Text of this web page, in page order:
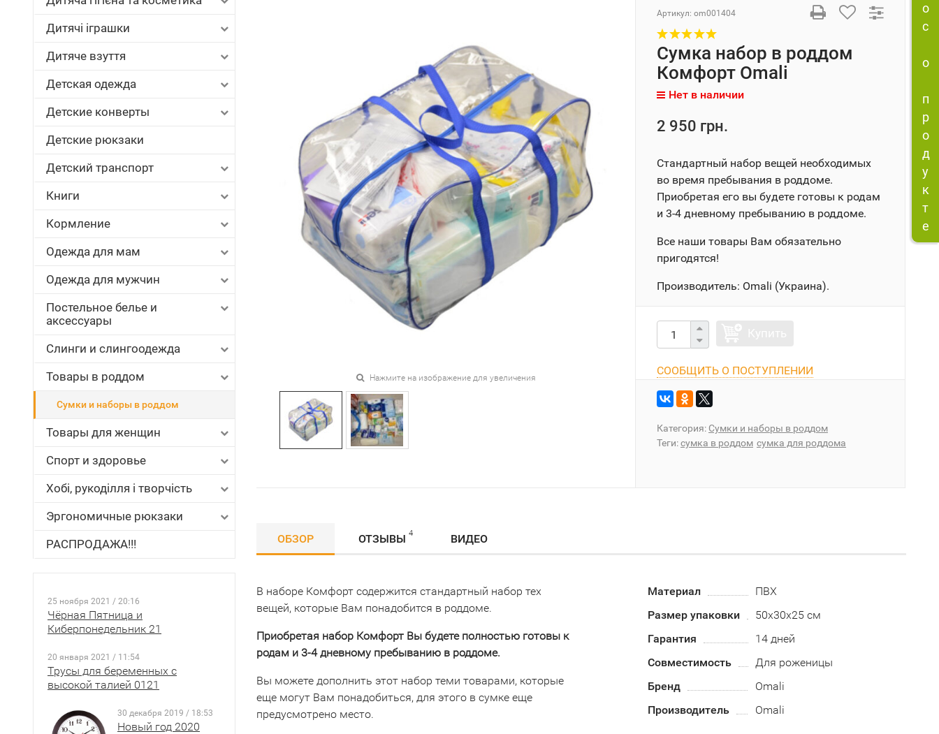
о
с
о
п
р
о
д
у
к
т
е
Дитячі іграшки
Дитяче взуття
Детская одежда
Детские конверты
Детские рюкзаки
Детский транспорт
Книги
Кормление
Одежда для мам
Одежда для мужчин
Постельное белье и
аксессуары
Слинги и слингоодежда
Товары в роддом
Сумки и наборы в роддом
Товары для женщин
Спорт и здоровье
Хобі, рукоділля і творчість
Эргономичные рюкзаки
РАСПРОДАЖА!!!
25 ноября 2021 / 20:16
Чёрная Пятница и
Киберпонедельник 21
20 января 2021 / 11:54
Трусы для беременных с
высокой талией 0121
30 декабря 2019 / 18:53
Новый год 2020
Нажмите на изображение для увеличения
Артикул: оm001404
Сумка набор в роддом
Комфорт Omali
Нет в наличии
2 950 грн.
Стандартный набор вещей необходимых
во время пребывания в роддоме.
Приобретая его вы будете готовы к родам
и 3-4 дневному пребыванию в роддоме.
Все наши товары Вам обязательно
пригодятся!
Производитель: Omali (Украина).
СООБЩИТЬ О ПОСТУПЛЕНИИ
Категория: Сумки и наборы в роддом
Теги:сумка в роддом сумка для роддома
ОБЗОР ОТЗЫВЫ 4 ВИДЕО
В наборе Комфорт содержится стандартный набор тех
вещей, которые Вам понадобится в роддоме.
Приобретая набор Комфорт Вы будете полностью готовы к
родам и 3-4 дневному пребыванию в роддоме.
Вы можете дополнить этот набор теми товарами, которые
еще могут Вам понадобиться, для этого в сумке еще
предусмотрено место.
Материал
ПВХ
Размер упаковки
50x30x25 см
Гарантия
14 дней
Совместимость
Для роженицы
Бренд
Omali
Производитель
Omali